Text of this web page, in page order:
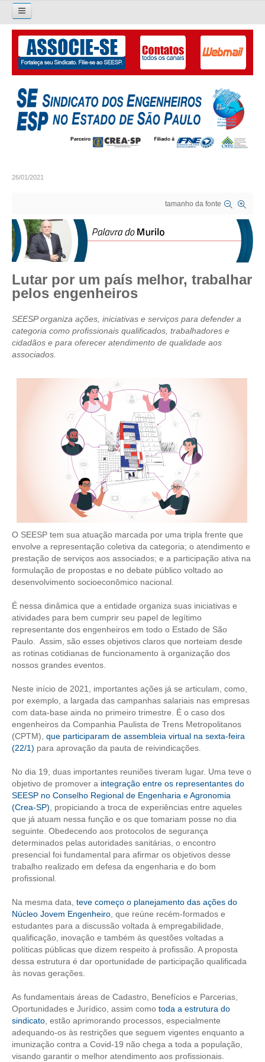
Pesquisar...
O SINDICATO
APRESENTAÇÃO
PALAVRA DO PRESIDENTE
GALERIA EX-PRESIDENTES
ORGANOGRAMA
CRESCE BRASIL
HISTÓRICO E ATUAÇÃO
COMPOSIÇÃO
PERSONALIDADES DA TECNOLOGIA
NÚCLEO DA MULHER ENGENHEIRA
TRANSPARÊNCIA
CONSULTORIA
CONTRIBUIÇÕES
CONTRIBUIÇÃO ASSISTENCIAL
CONTRIBUIÇÃO SINDICAL URBANA
REVISÃO DE APOSENTADORIA
FGTS CORREÇÃO
LEGISLAÇÃO
LEI 4.950-A/1966 – PISO SALARIAL
LEI 5.194/1966 – REGULAMENTAÇÃO DA PROFISSÃO
LEI 6.496/1977 – ART
RES 1.002/2002 – CÓDIGO DE ÉTICA
HOMOLOGAÇÕES
PISO SALARIAL
OPORTUNIDADES
APRESENTAÇÃO
EMPREGO E ESTÁGIO
AUTÔNOMOS E SERVIÇOS
NEWSLETTER
26/01/2021
tamanho da fonte
Lutar por um país melhor, trabalhar
pelos engenheiros
SEESP organiza ações, iniciativas e serviços para defender a
categoria como profissionais qualificados, trabalhadores e
cidadãos e para oferecer atendimento de qualidade aos
associados.
O SEESP tem sua atuação marcada por uma tripla frente que
envolve a representação coletiva da categoria; o atendimento e
prestação de serviços aos associados; e a participação ativa na
formulação de propostas e no debate público voltado ao
desenvolvimento socioeconômico nacional.
É nessa dinâmica que a entidade organiza suas iniciativas e
atividades para bem cumprir seu papel de legítimo
representante dos engenheiros em todo o Estado de São
Paulo. Assim, são esses objetivos claros que norteiam desde
as rotinas cotidianas de funcionamento à organização dos
nossos grandes eventos.
Neste início de 2021, importantes ações já se articulam, como,
por exemplo, a largada das campanhas salariais nas empresas
com data-base ainda no primeiro trimestre. É o caso dos
engenheiros da Companhia Paulista de Trens Metropolitanos
(CPTM), que participaram de assembleia virtual na sexta-feira
(22/1) para aprovação da pauta de reivindicações.
No dia 19, duas importantes reuniões tiveram lugar. Uma teve o
objetivo de promover a integração entre os representantes do
SEESP no Conselho Regional de Engenharia e Agronomia
(Crea-SP), propiciando a troca de experiências entre aqueles
que já atuam nessa função e os que tomariam posse no dia
seguinte. Obedecendo aos protocolos de segurança
determinados pelas autoridades sanitárias, o encontro
presencial foi fundamental para afirmar os objetivos desse
trabalho realizado em defesa da engenharia e do bom
profissional.
Na mesma data, teve começo o planejamento das ações do
Núcleo Jovem Engenheiro, que reúne recém-formados e
estudantes para a discussão voltada à empregabilidade,
qualificação, inovação e também às questões voltadas a
políticas públicas que dizem respeito à profissão. A proposta
dessa estrutura é dar oportunidade de participação qualificada
às novas gerações.
As fundamentais áreas de Cadastro, Benefícios e Parcerias,
Oportunidades e Jurídico, assim como toda a estrutura do
sindicato, estão aprimorando processos, especialmente
adequando-os às restrições que seguem vigentes enquanto a
imunização contra a Covid-19 não chega a toda a população,
visando garantir o melhor atendimento aos profissionais.